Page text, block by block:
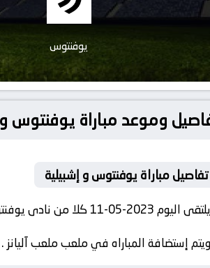
يوفنتوس
وموعد مباراة يوفنتوس و إشبيلية بتاريخ 2023-05-
تفاصيل مباراة يوفنتوس و إشبيلية
يلتقى اليوم 2023-05-11 كلا من نادى يوفنتوس و نادي إشبيلية فى بطولة الدوري الأوروبي فى تمام الساعه 22:00 بتوقيت مصر.
ويتم إستضافة المباراه في ملعب ملعب آليانز .